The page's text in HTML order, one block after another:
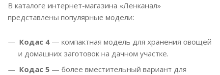
В каталоге интернет-магазина «Ленканал»
представлены популярные модели:
Кодас 4 — компактная модель для хранения овощей
и домашних заготовок на дачном участке.
Кодас 5 — более вместительный вариант для